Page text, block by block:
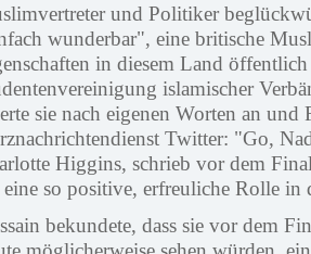
und Politiker
wunderbar", eine britische
in diesem Land
islamischer
sie nach eigenen Worten an
Twitter: "Go,
Higgins, schrieb vor dem
eine so positive, erfreuliche Rolle in
bekundete, dass sie vor dem